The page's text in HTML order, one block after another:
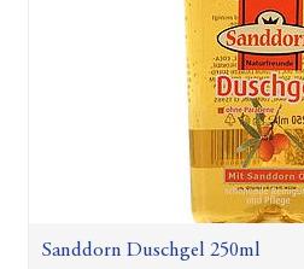
Sanddorn Duschgel 250ml